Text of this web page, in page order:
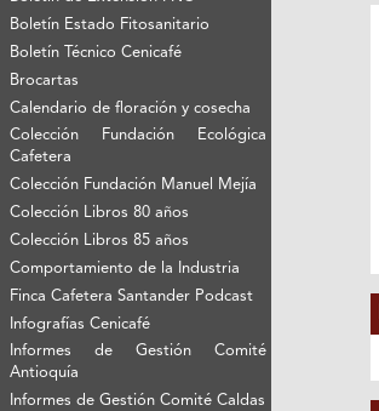
Boletín Estado Fitosanitario
Boletín Técnico Cenicafé
Brocartas
Calendario de floración y cosecha
Colección Fundación Ecológica
Cafetera
Colección Fundación Manuel Mejía
Colección Libros 80 años
Colección Libros 85 años
Comportamiento de la Industria
Finca Cafetera Santander Podcast
Infografías Cenicafé
Informes de Gestión Comité
Antioquía
Informes de Gestión Comité Caldas